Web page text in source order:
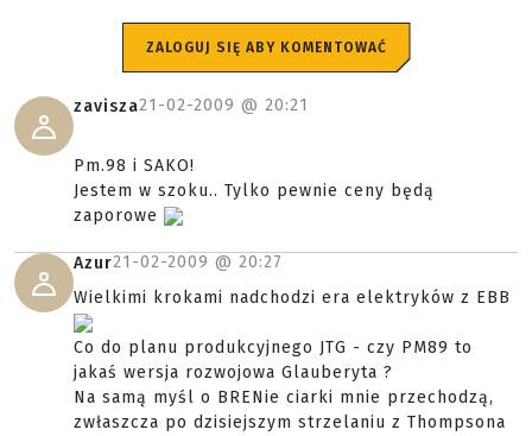
ZALOGUJ SIĘ ABY KOMENTOWAĆ
zavisza21-02-2009 @ 20:21
Pm.98 i SAKO!
Jestem w szoku.. Tylko pewnie ceny będą
zaporowe
Azur21-02-2009 @ 20:27
Wielkimi krokami nadchodzi era elektryków z EBB
Co do planu produkcyjnego JTG - czy PM89 to
jakaś wersja rozwojowa Glauberyta ?
Na samą myśl o BRENie ciarki mnie przechodzą,
zwłaszcza po dzisiejszym strzelaniu z Thompsona